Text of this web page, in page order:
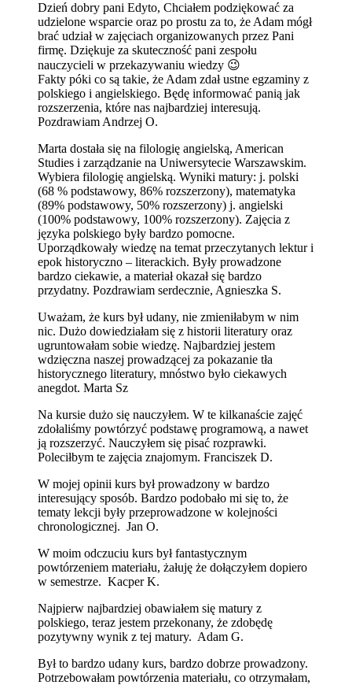
Dzień dobry pani Edyto, Chciałem podziękować za
udzielone wsparcie oraz po prostu za to, że Adam mógł
brać udział w zajęciach organizowanych przez Pani
firmę. Dziękuje za skuteczność pani zespołu
nauczycieli w przekazywaniu wiedzy 😉
Fakty póki co są takie, że Adam zdał ustne egzaminy z
polskiego i angielskiego. Będę informować panią jak
rozszerzenia, które nas najbardziej interesują.
Pozdrawiam Andrzej O.
Marta dostała się na filologię angielską, American
Studies i zarządzanie na Uniwersytecie Warszawskim.
Wybiera filologię angielską. Wyniki matury: j. polski
(68 % podstawowy, 86% rozszerzony), matematyka
(89% podstawowy, 50% rozszerzony) j. angielski
(100% podstawowy, 100% rozszerzony). Zajęcia z
języka polskiego były bardzo pomocne.
Uporządkowały wiedzę na temat przeczytanych lektur i
epok historyczno – literackich. Były prowadzone
bardzo ciekawie, a materiał okazał się bardzo
przydatny. Pozdrawiam serdecznie, Agnieszka S.
Uważam, że kurs był udany, nie zmieniłabym w nim
nic. Dużo dowiedziałam się z historii literatury oraz
ugruntowałam sobie wiedzę. Najbardziej jestem
wdzięczna naszej prowadzącej za pokazanie tła
historycznego literatury, mnóstwo było ciekawych
anegdot. Marta Sz
Na kursie dużo się nauczyłem. W te kilkanaście zajęć
zdołaliśmy powtórzyć podstawę programową, a nawet
ją rozszerzyć. Nauczyłem się pisać rozprawki.
Poleciłbym te zajęcia znajomym. Franciszek D.
W mojej opinii kurs był prowadzony w bardzo
interesujący sposób. Bardzo podobało mi się to, że
tematy lekcji były przeprowadzone w kolejności
chronologicznej. Jan O.
W moim odczuciu kurs był fantastycznym
powtórzeniem materiału, żałuję że dołączyłem dopiero
w semestrze. Kacper K.
Najpierw najbardziej obawiałem się matury z
polskiego, teraz jestem przekonany, że zdobędę
pozytywny wynik z tej matury. Adam G.
Był to bardzo udany kurs, bardzo dobrze prowadzony.
Potrzebowałam powtórzenia materiału, co otrzymałam,